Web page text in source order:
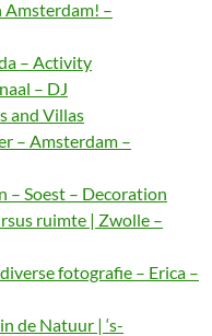
Amsterdam! –
– Activity
– DJ
and Villas
– Amsterdam –
– Soest – Decoration
ruimte | Zwolle –
fotografie – Erica –
de Natuur | ‘s-